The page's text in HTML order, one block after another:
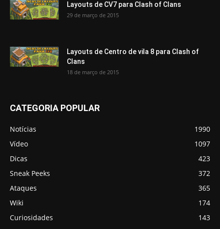
Layouts de CV7 para Clash of Clans
29 de março de 2015
Layouts de Centro de vila 8 para Clash of
Clans
18 de março de 2015
CATEGORIA POPULAR
Notícias
1990
Vídeo
1097
Dicas
423
Sneak Peeks
372
Ataques
365
Wiki
174
Curiosidades
143